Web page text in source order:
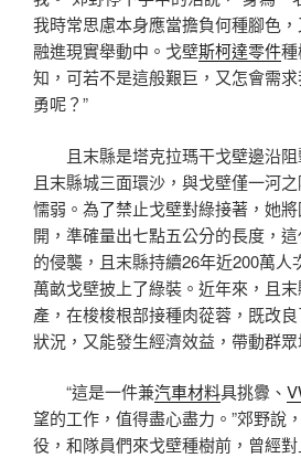
我時常思慮本身應當擔負何種腳色
融進現實舉動中。戈壁斯柯達零件
知，可若不是這般艱巨，又怎會需
勇呢？”
且末縣是塔克拉瑪干戈壁邊沿
且末縣城三面環沙，與戈壁僅一河
懦弱。為了禁止戈壁對綠接著，她
開，準確量出七點五公分的長度，
的侵襲，且末縣持續26年近200萬人
萬畝戈壁披上了綠裝。近年來，且
產，在梭梭根部接種肉蓯蓉，既改
狀況，又能發生經濟效益，帶動群眾
“這是一件兼汽車材料具挑釁、
望的工作，值得盡心盡力。”郊野說
役，和隊員們來戈壁種樹前，曾經